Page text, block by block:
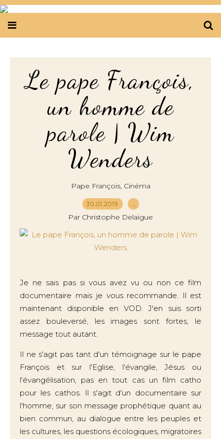
Le pape François,
un homme de
parole | Wim
Wenders
Pape François, Cinéma
30.01.2019 …
Par Christophe Delaigue
Je ne sais pas si vous avez vu ou non ce film
documentaire mais je vous recommande. Il est
maintenant disponible en VOD. J'en suis sorti
assez bouleversé, les images sont fortes, le
message tout autant.
Il ne s'agit pas tant d'un témoignage sur le pape
François et sur l'Eglise, l'évangile, Jésus ou
l'évangélisation, pas en tout cas un film catho
pour les cathos. Il s'agit d'un documentaire sur
l'homme, sur son message prophétique quant au
bien commun, au dialogue entre les peuples et
les cultures, les questions écologiques, migratoires